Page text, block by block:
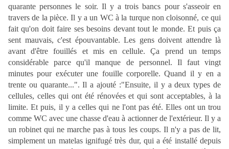
quarante personnes le soir. Il y a trois bancs pour s'asseoir en
travers de la pièce. Il y a un WC à la turque non cloisonné, ce qui
fait qu'on doit faire ses besoins devant tout le monde. Et puis ça
sent mauvais, c'est épouvantable. Les gens doivent attendre là
avant d'être fouillés et mis en cellule. Ça prend un temps
considérable parce qu'il manque de personnel. Il faut vingt
minutes pour exécuter une fouille corporelle. Quand il y en a
trente ou quarante...". Il a ajouté :"Ensuite, il y a deux types de
cellules, celles qui ont été rénovées et qui sont acceptables, à la
limite. Et puis, il y a celles qui ne l'ont pas été. Elles ont un trou
comme WC avec une chasse d'eau à actionner de l'extérieur. Il y a
un robinet qui ne marche pas à tous les coups. Il n'y a pas de lit,
simplement un matelas ignifugé très dur, qui a été installé depuis